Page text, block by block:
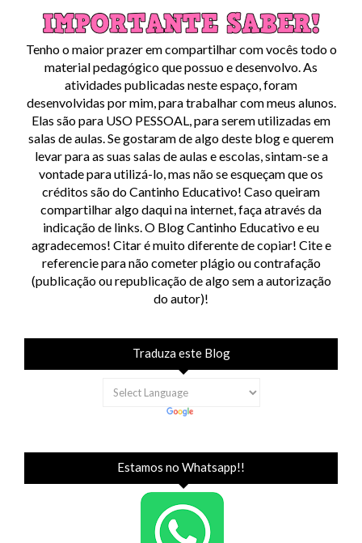
Tenho o maior prazer em compartilhar com vocês todo o
material pedagógico que possuo e desenvolvo. As
atividades publicadas neste espaço, foram
desenvolvidas por mim, para trabalhar com meus alunos.
Elas são para USO PESSOAL, para serem utilizadas em
salas de aulas. Se gostaram de algo deste blog e querem
levar para as suas salas de aulas e escolas, sintam-se a
vontade para utilizá-lo, mas não se esqueçam que os
créditos são do Cantinho Educativo! Caso queiram
compartilhar algo daqui na internet, faça através da
indicação de links. O Blog Cantinho Educativo e eu
agradecemos! Citar é muito diferente de copiar! Cite e
referencie para não cometer plágio ou contrafação
(publicação ou republicação de algo sem a autorização
do autor)!
Traduza este Blog
Estamos no Whatsapp!!